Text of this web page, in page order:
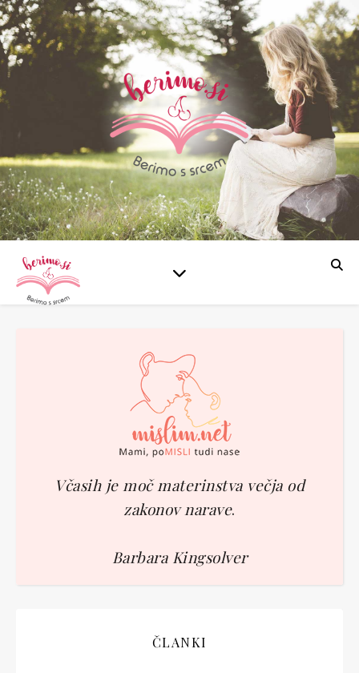
Včasih je moč materinstva večja od
zakonov narave.
Barbara Kingsolver
ČLANKI